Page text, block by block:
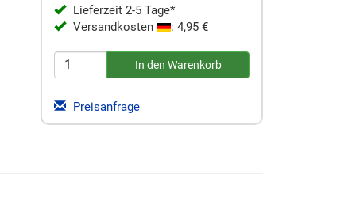
Lieferzeit 2-5 Tage*
Versandkosten
: 4,95 €
Preisanfrage